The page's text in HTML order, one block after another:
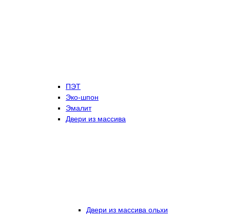
ПЭТ
Эко-шпон
Эмалит
Двери из массива
Двери из массива ольхи